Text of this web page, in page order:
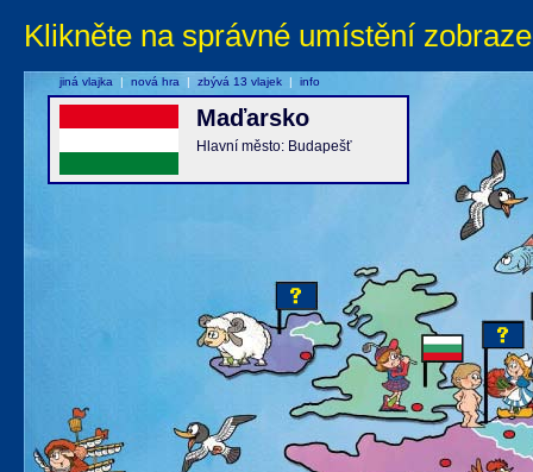
Klikněte na správné umístění
Maďarsko
Hlavní město: Budapešť
jiná vlajka | nová hra | zbývá 13 vlajek | info